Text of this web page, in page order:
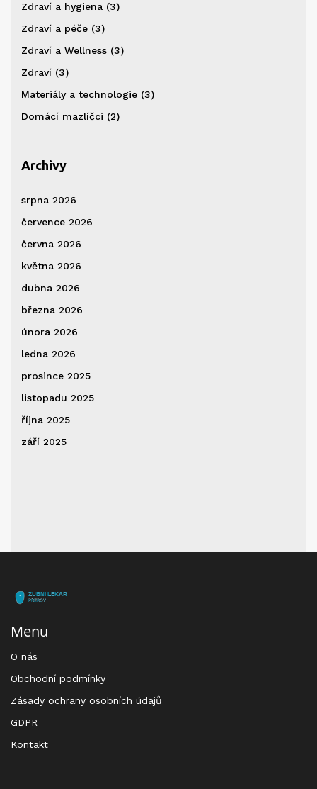
Zdraví a hygiena (3)
Zdraví a péče (3)
Zdraví a Wellness (3)
Zdraví (3)
Materiály a technologie (3)
Domácí mazlíčci (2)
Archivy
srpna 2026
července 2026
června 2026
května 2026
dubna 2026
března 2026
února 2026
ledna 2026
prosince 2025
listopadu 2025
října 2025
září 2025
Menu
O nás
Obchodní podmínky
Zásady ochrany osobních údajů
GDPR
Kontakt